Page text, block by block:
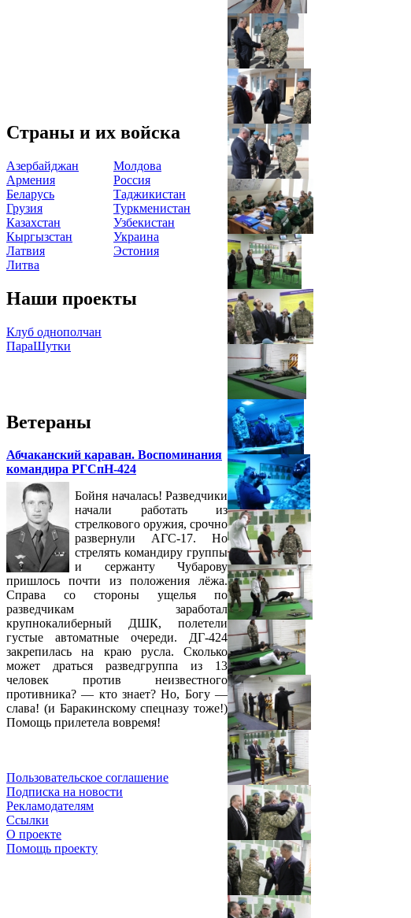
Страны и их войска
Азербайджан
Армения
Беларусь
Грузия
Казахстан
Кыргызстан
Латвия
Литва
Молдова
Россия
Таджикистан
Туркменистан
Узбекистан
Украина
Эстония
Наши проекты
Клуб однополчан
ПараШутки
Ветераны
Абчаканский караван. Воспоминания
командира РГСпН-424
Бойня началась! Разведчики
начали работать из
стрелкового оружия, срочно
развернули АГС-17. Но
стрелять командиру группы
и сержанту Чубарову
пришлось почти из положения лёжа.
Справа со стороны ущелья по
разведчикам заработал
крупнокалиберный ДШК, полетели
густые автоматные очереди. ДГ-424
закрепилась на краю русла. Сколько
может драться разведгруппа из 13
человек против неизвестного
противника? — кто знает? Но, Богу —
слава! (и Баракинскому спецназу тоже!)
Помощь прилетела вовремя!
Пользовательское соглашение
Подписка на новости
Рекламодателям
Ссылки
О проекте
Помощь проекту